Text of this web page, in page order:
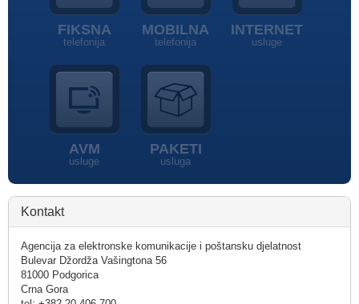
FIKSNA
telefonija
MOBILNA
telefonija
INTERNET
usluge
AVM
usluge
PAKETI
usluga
Kontakt
Agencija za elektronske komunikacije i poštansku djelatnost
Bulevar Džordža Vašingtona 56
81000 Podgorica
Crna Gora